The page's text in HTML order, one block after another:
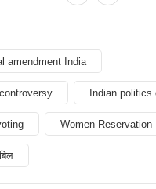
amendment India
Indian politics
Women Reservation